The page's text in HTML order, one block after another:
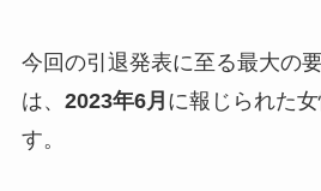
今回の引退発表に至る最大の
は、 2023年6月 に報じられた
す。